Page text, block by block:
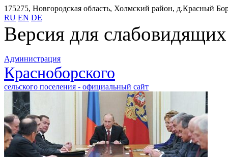
175275, Новгородская область, Холмский район, д.Красный
RU EN DE
Версия для слабовидящих
Администрация
Красноборского
сельского поселения - официальный сайт